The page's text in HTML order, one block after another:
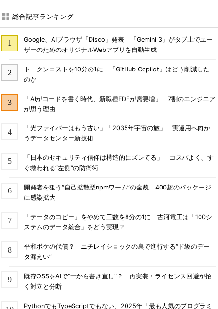
総合記事ランキング
Google、AIブラウザ「Disco」発表 「Gemini 3」がタブ上でユー
ザーのためのオリジナルWebアプリを自動生成
トークンコストを10分の1に 「GitHub Copilot」はどう削減した
のか
「AIがコードを書く時代、新職種FDEが需要増」 7割のエンジニア
が思う理由
「光ファイバーはもう古い」「2035年宇宙の旅」 実運用へ向か
うデータセンター新技術
「日本のセキュリティ信仰は構造的にズレてる」 コスパよく、す
ぐ救われる“左側”の防衛術
開発者を狙う“自己拡散型npmワーム”の全貌 400超のパッケージ
に感染拡大
「データのコピー」をやめて工数を8分の1に 古河電工は「100シ
ステムのデータ統合」をどう実現？
平和ボケの代償？ ニチレイショックの裏で進行する“ド級のデー
タ漏えい”
既存OSSをAIで“一から書き直し”？ 再実装・ライセンス回避が招
く対立と分断
PythonでもTypeScriptでもない、2025年「最も人気のプログラミ